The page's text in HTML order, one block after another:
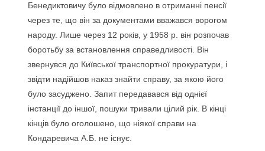
Бенедиктовичу було відмовлено в отриманні пенсії
через те, що він за документами вважався ворогом
народу. Лише через 12 років, у 1958 р. він розпочав
боротьбу за встановлення справедливості. Він
звернувся до Київської транспортної прокуратури, і
звідти надійшов наказ знайти справу, за якою його
було засуджено. Запит передавався від однієї
інстанції до іншої, пошуки тривали цілий рік. В кінці
кінців було оголошено, що ніякої справи на
Кондаревича А.Б. не існує.